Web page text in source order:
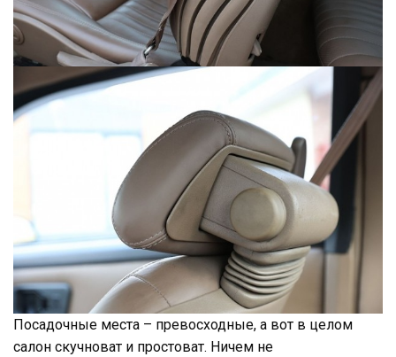
Посадочные места – превосходные, а вот в целом
салон скучноват и простоват. Ничем не